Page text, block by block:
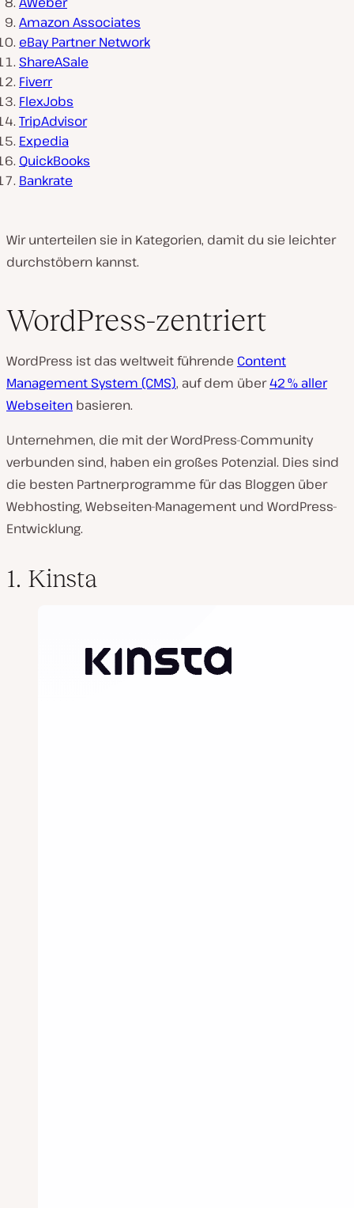
Amazon Associates
eBay Partner Network
ShareASale
Fiverr
FlexJobs
TripAdvisor
Expedia
QuickBooks
Bankrate
Wir unterteilen sie in Kategorien, damit du sie leichter
durchstöbern kannst.
WordPress-zentriert
WordPress ist das weltweit führende Content
Management System (CMS), auf dem über42 % aller
Webseiten basieren.
Unternehmen, die mit der WordPress-Community
verbunden sind, haben ein großes Potenzial. Dies sind
die besten Partnerprogramme für das Bloggen über
Webhosting, Webseiten-Management und WordPress-
Entwicklung.
1. Kinsta